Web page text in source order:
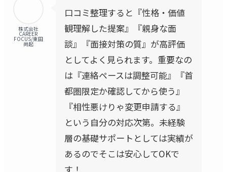
株式会社
CAREER
FOCUS/東田
尚起
口コミ整理すると『性格・価値
観理解した提案』『親身な面
談』『面接対策の質』が高評価
としてよく見られます。重要なの
は『連絡ペースは調整可能』『首
都圏限定か確認してから使う』
『相性悪けりゃ変更申請する』
という自分の対応次第。未経験
層の基礎サポートとしては実績が
あるのでそこは安心してOKで
す！